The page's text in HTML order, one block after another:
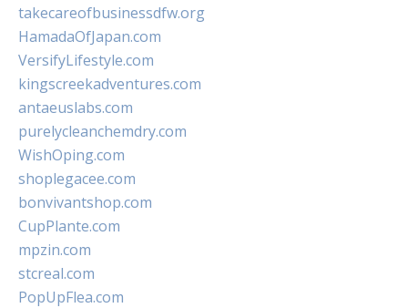
takecareofbusinessdfw.org
HamadaOfJapan.com
VersifyLifestyle.com
kingscreekadventures.com
antaeuslabs.com
purelycleanchemdry.com
WishOping.com
shoplegacee.com
bonvivantshop.com
CupPlante.com
mpzin.com
stcreal.com
PopUpFlea.com